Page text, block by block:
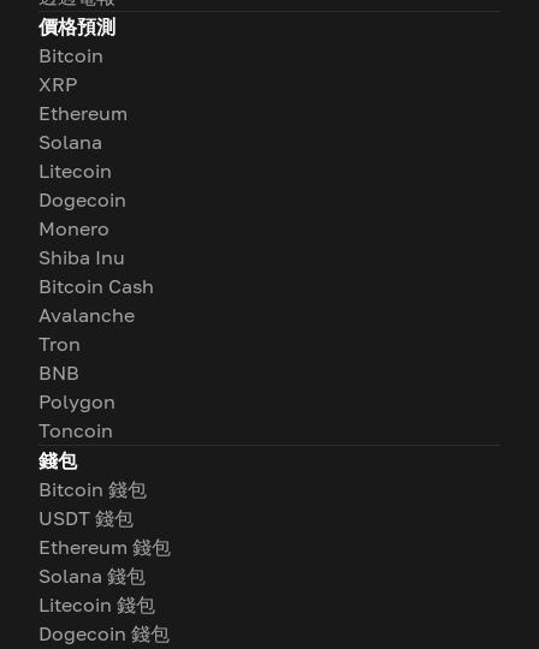
價格預測
Bitcoin
XRP
Ethereum
Solana
Litecoin
Dogecoin
Monero
Shiba Inu
Bitcoin Cash
Avalanche
Tron
BNB
Polygon
Toncoin
錢包
Bitcoin 錢包
USDT 錢包
Ethereum 錢包
Solana 錢包
Litecoin 錢包
Dogecoin 錢包